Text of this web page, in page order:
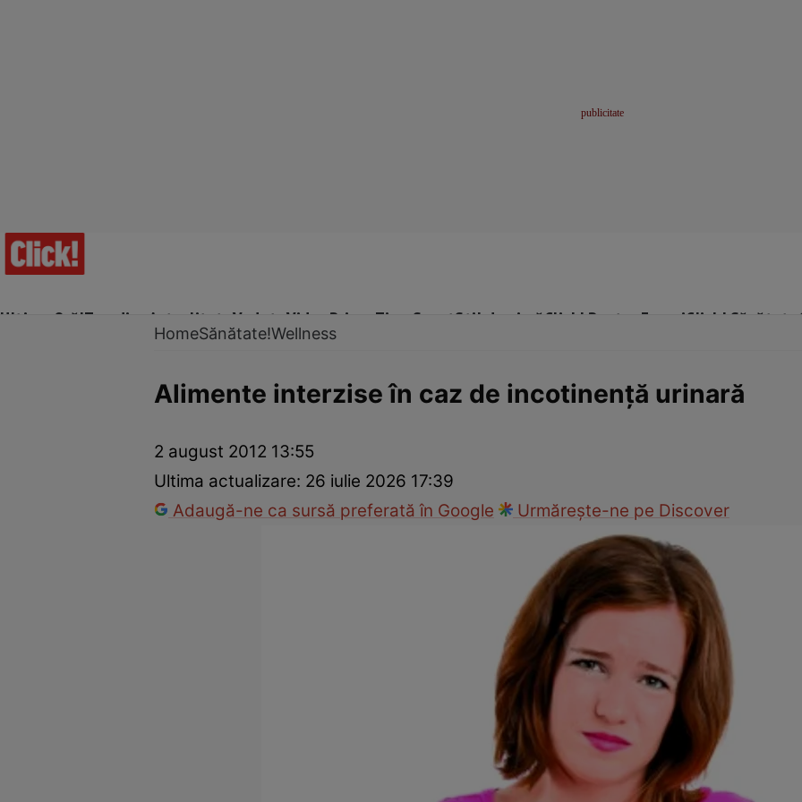
Ultima Oră!Trending Actualitate Vedete Video Prime Time SportStil de viațăClick! Pentru FemeiClick! Sănătate
Prevenție și tratament Remedii naturisteMedicii răspund
HomeSănătate!Wellness
Alimente interzise în caz de incotinenţă urinară
2 august 2012 13:55
Ultima actualizare: 26 iulie 2026 17:39
Adaugă-ne ca sursă preferată în Google
Urmărește-ne pe Discover